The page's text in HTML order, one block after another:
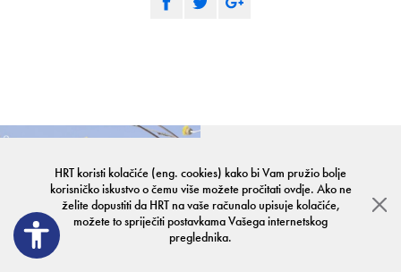
30:14
ZAŠTIĆENE I
INVAZIVNE VRSTE
HRT koristi kolačiće (eng. cookies) kako bi Vam pružio bolje
korisničko iskustvo o čemu više možete pročitatiovdje. Ako ne
želite dopustiti da HRT na vaše računalo upisuje kolačiće,
možete to spriječiti postavkama Vašega internetskog
preglednika.